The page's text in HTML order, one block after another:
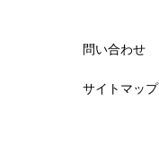
問い合わせ
サイトマップ